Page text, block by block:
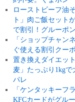
ローストビーフ油
ト」肉ご飯セット
で割引！グルーポン
「ショップチャン
ぐ使える割引クー
置き換えダイエッ
麦」たっぷり1kg
パレ
「ケンタッキーフ
KFCカードがグル